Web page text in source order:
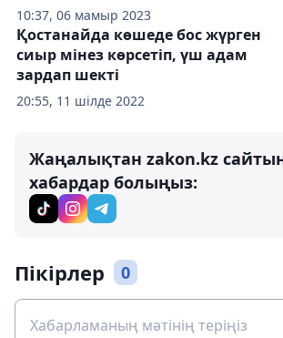
10:37, 06 мамыр 2023
20:55, 11 шілде 2022
Қостанайда көшеде бос жүрген
сиыр мінез көрсетіп, үш адам
зардап шекті
Жаңалықтан zakon.kz
хабардар болыңыз:
Пікірлер 0